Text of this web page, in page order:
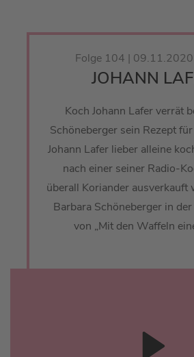
Folge 104 |
JOHANN
Koch Johann Lafer verrät
Schöneberger sein Rezept
Johann Lafer lieber alleine
nach einer seiner Radio-
überall Koriander ausverkauft
Barbara Schöneberger in
von „Mit den Waffeln